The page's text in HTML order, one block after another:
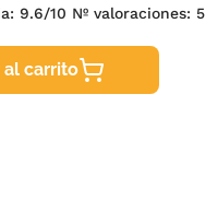
9.6/10 Nº valoraciones:5
al carrito